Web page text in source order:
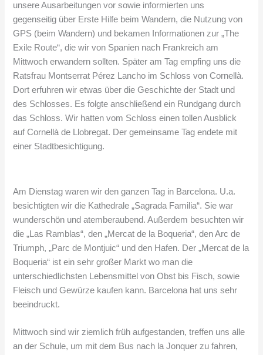
unsere Ausarbeitungen vor sowie informierten uns
gegenseitig über Erste Hilfe beim Wandern, die Nutzung von
GPS (beim Wandern) und bekamen Informationen zur „The
Exile Route“, die wir von Spanien nach Frankreich am
Mittwoch erwandern sollten. Später am Tag empfing uns die
Ratsfrau Montserrat Pérez Lancho im Schloss von Cornellà.
Dort erfuhren wir etwas über die Geschichte der Stadt und
des Schlosses. Es folgte anschließend ein Rundgang durch
das Schloss. Wir hatten vom Schloss einen tollen Ausblick
auf Cornellà de Llobregat. Der gemeinsame Tag endete mit
einer Stadtbesichtigung.
Am Dienstag waren wir den ganzen Tag in Barcelona. U.a.
besichtigten wir die Kathedrale „Sagrada Familia“. Sie war
wunderschön und atemberaubend. Außerdem besuchten wir
die „Las Ramblas“, den „Mercat de la Boqueria“, den Arc de
Triumph, „Parc de Montjuic“ und den Hafen. Der „Mercat de la
Boqueria“ ist ein sehr großer Markt wo man die
unterschiedlichsten Lebensmittel von Obst bis Fisch, sowie
Fleisch und Gewürze kaufen kann. Barcelona hat uns sehr
beeindruckt.
Mittwoch sind wir ziemlich früh aufgestanden, treffen uns alle
an der Schule, um mit dem Bus nach la Jonquer zu fahren,